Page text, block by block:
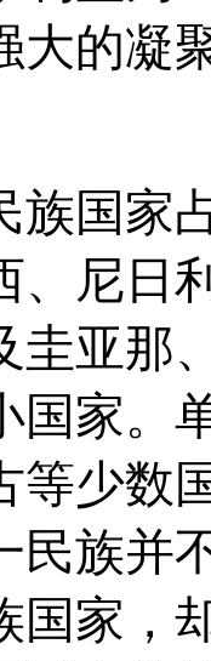
大的凝
族国家
、尼日
圭亚那
国家。
等少数
民族并
国家，